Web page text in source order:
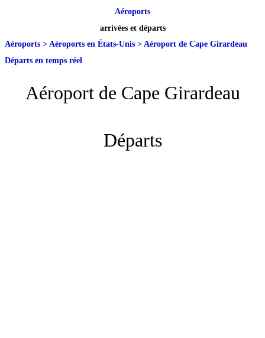
Aéroports
arrivées et départs
Aéroports > Aéroports en États-Unis > Aéroport de Cape Girardeau
Départs en temps réel
Aéroport de Cape Girardeau
Départs